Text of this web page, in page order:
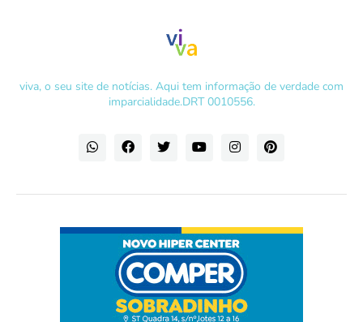
viva, o seu site de notícias. Aqui tem informação de verdade com
imparcialidade.DRT 0010556.